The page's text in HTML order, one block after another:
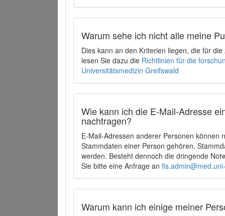
Warum sehe ich nicht alle meine
Dies kann an den Kriterien liegen, die für
lesen Sie dazu die Richtlinien für die
Universitätsmedizin Greifswald
Wie kann ich die E-Mail-Adresse
nachtragen?
E-Mail-Adressen anderer Personen können
Stammdaten einer Person gehören.
werden. Besteht dennoch die dringende
Sie bitte eine Anfrage an
Warum kann ich einige meiner